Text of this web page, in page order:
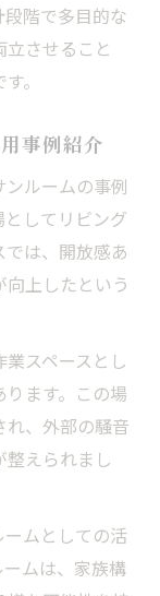
階で多目的な
させること
。
事例紹介
ルームの事例
してリビング
は、開放感あ
上したという
スペースとし
ます。この場
、外部の騒音
えられまし
ムとしての活
ムは、家族構